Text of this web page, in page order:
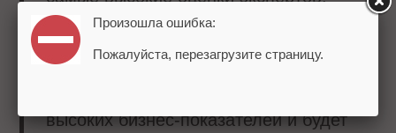
Наши компании более 10 лет идут бок
о бок, нас связывают тесные
партнерские отношения. Объединение
высоких бизнес-показателей и будет
Произошла ошибка:
Пожалуйста, перезагрузите страницу.